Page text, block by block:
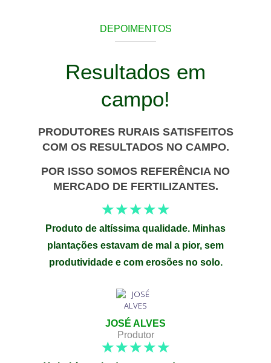
DEPOIMENTOS
Resultados em
campo!
PRODUTORES RURAIS SATISFEITOS
COM OS RESULTADOS NO CAMPO.
POR ISSO SOMOS REFERÊNCIA NO
MERCADO DE FERTILIZANTES.
JOSÉ ALVES
Produtor
☆☆☆☆☆
Produto de altíssima qualidade. Minhas
plantações estavam de mal a pior, sem
produtividade e com erosões no solo.
☆☆☆☆☆